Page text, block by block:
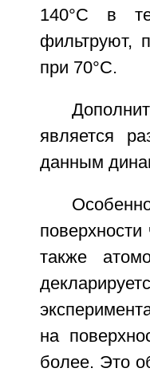
140°С в
фильтруют,
при 70°С.
является
данным
также
на
более. Это